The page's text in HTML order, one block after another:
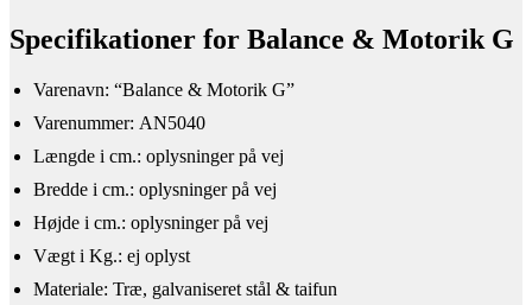
Specifikationer for Balance & Motorik G
Varenavn: “Balance & Motorik G”
Varenummer: AN5040
Længde i cm.: oplysninger på vej
Bredde i cm.: oplysninger på vej
Højde i cm.: oplysninger på vej
Vægt i Kg.: ej oplyst
Materiale: Træ, galvaniseret stål & taifun